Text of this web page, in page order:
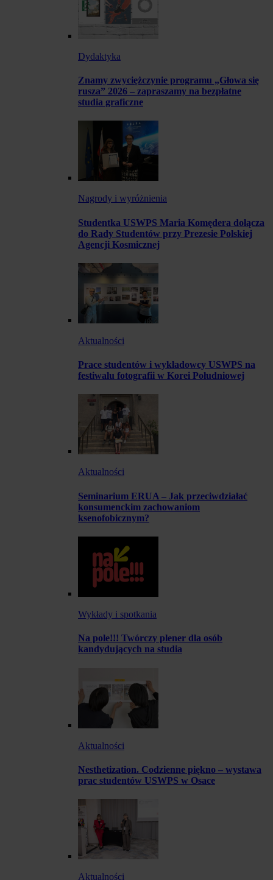
Dydaktyka
Znamy zwyciężczynie programu „Głowa się
rusza” 2026 – zapraszamy na bezpłatne
studia graficzne
Nagrody i wyróżnienia
Studentka USWPS Maria Komędera dołącza
do Rady Studentów przy Prezesie Polskiej
Agencji Kosmicznej
Aktualności
Prace studentów i wykładowcy USWPS na
festiwalu fotografii w Korei Południowej
Aktualności
Seminarium ERUA – Jak przeciwdziałać
konsumenckim zachowaniom
ksenofobicznym?
Wykłady i spotkania
Na pole!!! Twórczy plener dla osób
kandydujących na studia
Aktualności
Nesthetization. Codzienne piękno – wystawa
prac studentów USWPS w Osace
Aktualności